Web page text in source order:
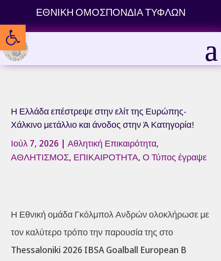
content
Ανοίξτε τη γραμμή εργαλείων
ΕΘΝΙΚΗ ΟΜΟΣΠΟΝΔΙΑ ΤΥΦΛΩΝ
Η Ελλάδα επέστρεψε στην ελίτ της Ευρώπης-
Χάλκινο μετάλλιο και άνοδος στην Ά Κατηγορία!
Ιούλ 7, 2026 |Αθλητική Επικαιρότητα,
ΑΘΛΗΤΙΣΜΟΣ, ΕΠΙΚΑΙΡΟΤΗΤΑ,Ο Τύπος έγραψε
Η Εθνική ομάδα Γκόλμπολ Ανδρών ολοκλήρωσε με
τον καλύτερο τρόπο την παρουσία της στο
Thessaloniki 2026 IBSA Goalball European B